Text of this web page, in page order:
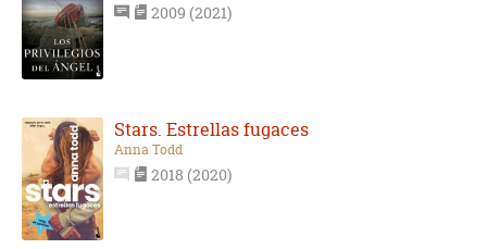
2009 (2021)
Stars. Estrellas fugaces
Anna Todd
2018 (2020)